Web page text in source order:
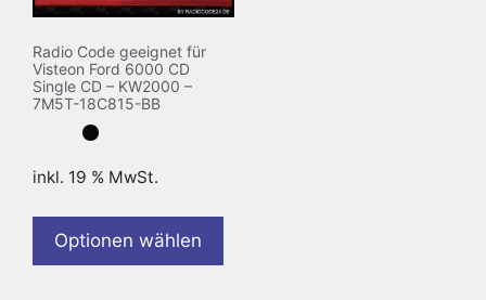
Radio Code geeignet für
Visteon Ford 6000 CD
Single CD – KW2000 –
7M5T-18C815-BB
inkl. 19 % MwSt.
Optionen wählen